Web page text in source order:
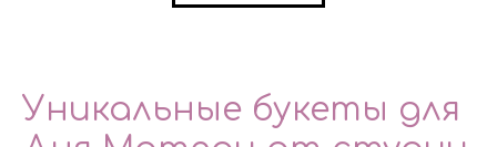
Уникальные букеты для